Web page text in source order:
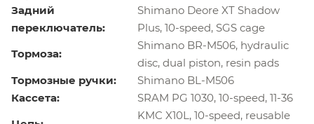
Задний
переключатель:
Shimano Deore XT Shadow
Plus, 10-speed, SGS cage
Тормоза:
Shimano BR-M506, hydraulic
disc, dual piston, resin pads
Тормозные ручки:
Shimano BL-M506
Кассета:
SRAM PG 1030, 10-speed, 11-36
KMC X10L, 10-speed, reusable